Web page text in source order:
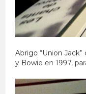
Abrigo “Union
y Bowie en 1997,